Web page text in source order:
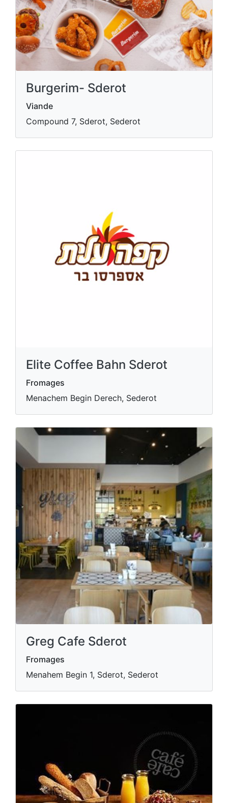
Burgerim- Sderot
Viande
Compound 7, Sderot, Sederot
Elite Coffee Bahn Sderot
Fromages
Menachem Begin Derech, Sederot
Greg Cafe Sderot
Fromages
Menahem Begin 1, Sderot, Sederot